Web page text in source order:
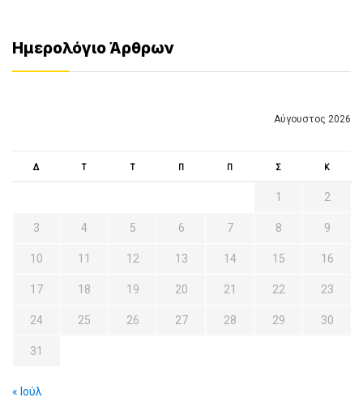
Ημερολόγιο Άρθρων
Αύγουστος 2026
Δ Τ Τ Π Π Σ Κ
1 2
3 4 5 6 7 8 9
10 11 12 13 14 15 16
17 18 19 20 21 22 23
24 25 26 27 28 29 30
31
« Ιούλ